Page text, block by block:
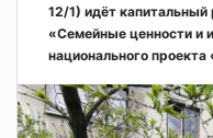
12/1) идёт
«Семейные ценности и
национального